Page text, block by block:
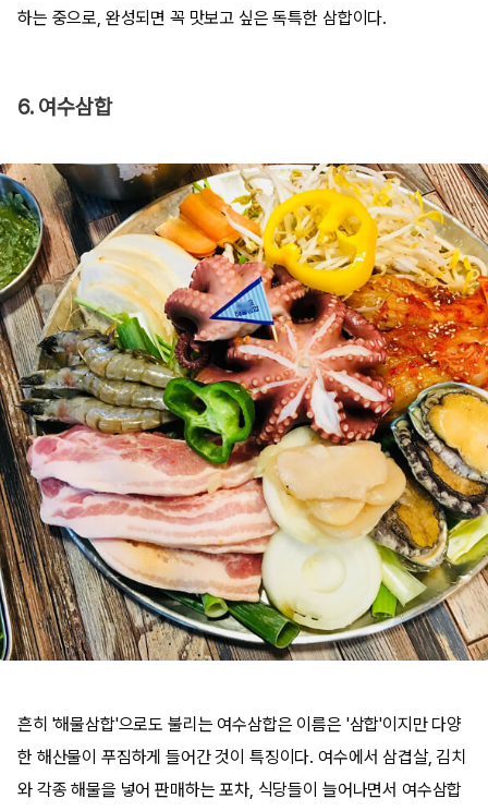
하는 중으로, 완성되면 꼭 맛보고 싶은 독특한 삼합이다.
6. 여수삼합
흔히 '해물삼합'으로도 불리는 여수삼합은 이름은 '삼합'이지만 다양
한 해산물이 푸짐하게 들어간 것이 특징이다. 여수에서 삼겹살, 김치
와 각종 해물을 넣어 판매하는 포차, 식당들이 늘어나면서 여수삼합